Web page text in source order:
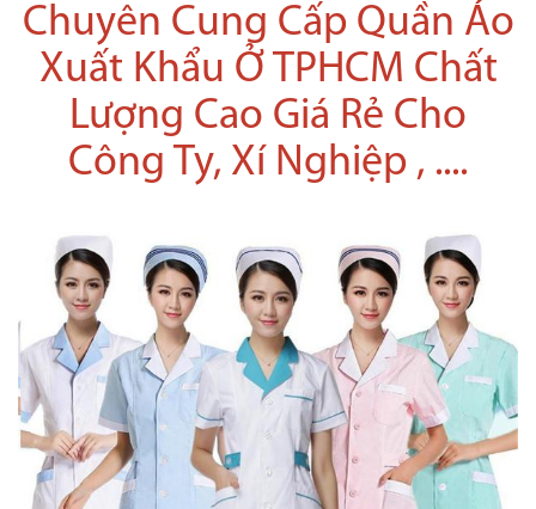
Chuyên Cung Cấp Quần Áo
Xuất Khẩu Ở TPHCM Chất
Lượng Cao Giá Rẻ Cho
Công Ty, Xí Nghiệp , ....